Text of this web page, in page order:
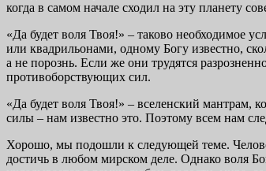
когда в самом начале сходил на эту планету
«Да будет воля Твоя!» – таково необходимое
или квадрильонами, одному Богу известно,
а не порознь. Если же они трудятся
противоборствующих сил.
«Да будет воля Твоя!» – вселенский мантрам,
силы – нам известно это. Поэтому всем нам
Хорошо, мы подошли к следующей теме.
достичь в любом мирском деле. Однако воля